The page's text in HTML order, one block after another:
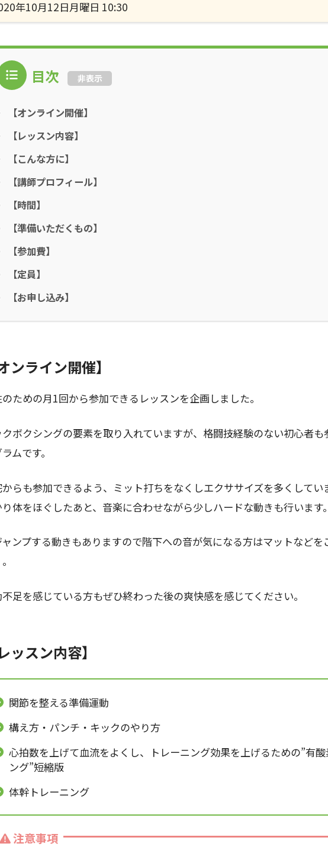
年10月12日月曜日 10:30
目次 非表示
【オンライン開催】
【レッスン内容】
【こんな方に】
【講師プロフィール】
【時間】
【準備いただくもの】
【参加費】
【定員】
【お申し込み】
ンライン開催】
ための月1回から参加できるレッスンを企画しました。
クボクシングの要素を取り入れていますが、格闘技経験のない初心者
ムです。
からも参加できるよう、ミット打ちをなくしエクササイズを多くしてい
り体をほぐしたあと、音楽に合わせながら少しハードな動きも行います。
ャンプする動きもありますので階下への音が気になる方はマットなどを
足を感じている方もぜひ終わった後の爽快感を感じてください。
ッスン内容】
関節を整える準備運動
構え方・パンチ・キックのやり方
心拍数を上げて血流をよくし、トレーニング効果を上げるための”有
ング”短縮版
体幹トレーニング
注意事項